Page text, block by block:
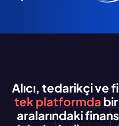
Alıcı, tedarikçi ve
tek platformda
aralarındaki